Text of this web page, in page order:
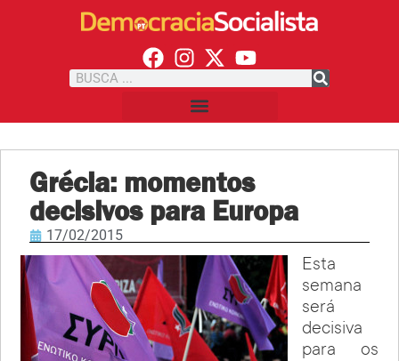
Grécia: momentos
decisivos para Europa
17/02/2015
Esta
semana
será
decisiva
para os